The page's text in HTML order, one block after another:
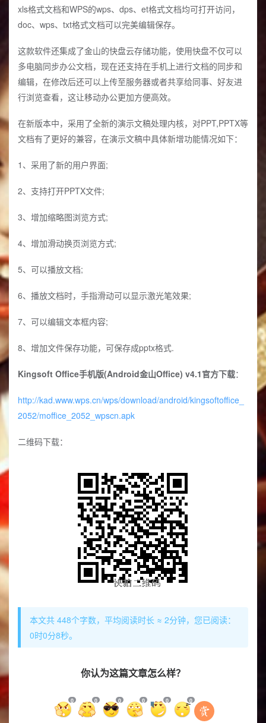
xls格式文档和WPS的wps、dps、et格式文档均可打开访问，
doc、wps、txt格式文档可以完美编辑保存。
这款软件还集成了金山的快盘云存储功能，使用快盘不仅可以
多电脑同步办公文档，现在还支持在手机上进行文档的同步和
编辑，在修改后还可以上传至服务器或者共享给同事、好友进
行浏览查看，这让移动办公更加方便高效。
在新版本中，采用了全新的演示文稿处理内核，对PPT,PPTX等
文档有了更好的兼容，在演示文稿中具体新增功能情况如下：
1、采用了新的用户界面;
2、支持打开PPTX文件;
3、增加缩略图浏览方式;
4、增加滑动换页浏览方式;
5、可以播放文档;
6、播放文档时，手指滑动可以显示激光笔效果;
7、可以编辑文本框内容;
8、增加文件保存功能，可保存成pptx格式.
Kingsoft Office手机版(Android金山Office) v4.1官方下载：
http://kad.www.wps.cn/wps/download/android/kingsoftoffice_
2052/moffice_2052_wpscn.apk
二维码下载：
本文共 448个字数，平均阅读时长 ≈ 2分钟，您已阅读：
0时0分9秒。
你认为这篇文章怎么样？
0 0 0 0 0 0